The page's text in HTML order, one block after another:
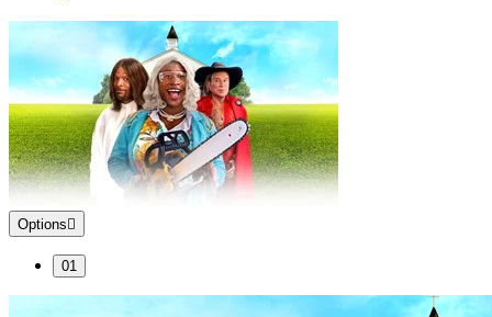
Options
01